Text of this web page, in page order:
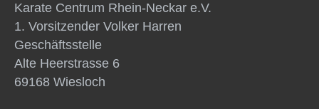
Karate Centrum Rhein-Neckar e.V.
1. Vorsitzender Volker Harren
Geschäftsstelle
Alte Heerstrasse 6
69168 Wiesloch